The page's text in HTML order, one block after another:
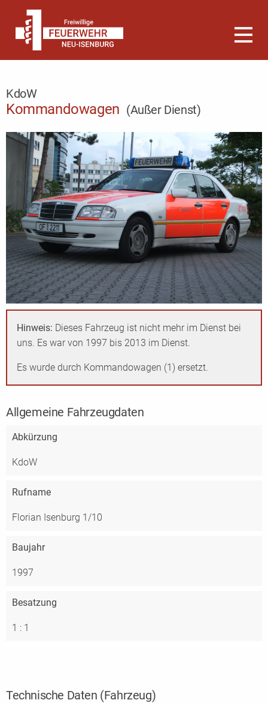
KdoW
Kommandowagen (Außer Dienst)
Hinweis: Dieses Fahrzeug ist nicht mehr im Dienst bei
uns. Es war von 1997 bis 2013 im Dienst.
Es wurde durch Kommandowagen (1) ersetzt.
Allgemeine Fahrzeugdaten
Abkürzung
KdoW
Rufname
Florian Isenburg 1/10
Baujahr
1997
Besatzung
1 : 1
Technische Daten (Fahrzeug)